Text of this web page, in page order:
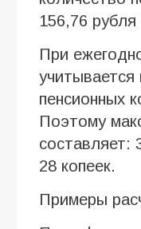
156,76
При
пенсионных
Поэтому
составляет:
28 копеек.
Примеры